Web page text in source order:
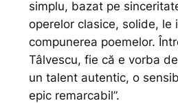
simplu, bazat pe
operelor clasice, solide,
compunerea poemelor.
Tâlvescu, fie că e vorba
un talent autentic, o
epic remarcabil”.